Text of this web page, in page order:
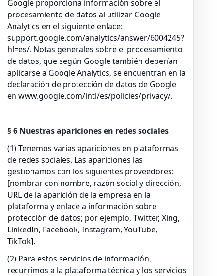
Google proporciona información sobre el
procesamiento de datos al utilizar Google
Analytics en el siguiente enlace:
support.google.com/analytics/answer/6004245?
hl=es/. Notas generales sobre el procesamiento
de datos, que según Google también deberían
aplicarse a Google Analytics, se encuentran en la
declaración de protección de datos de Google
en www.google.com/intl/es/policies/privacy/.
§ 6 Nuestras apariciones en redes sociales
(1) Tenemos varias apariciones en plataformas
de redes sociales. Las apariciones las
gestionamos con los siguientes proveedores:
[nombrar con nombre, razón social y dirección,
URL de la aparición de la empresa en la
plataforma y enlace a información sobre
protección de datos; por ejemplo, Twitter, Xing,
LinkedIn, Facebook, Instagram, YouTube,
TikTok].
(2) Para estos servicios de información,
recurrimos a la plataforma técnica y los servicios